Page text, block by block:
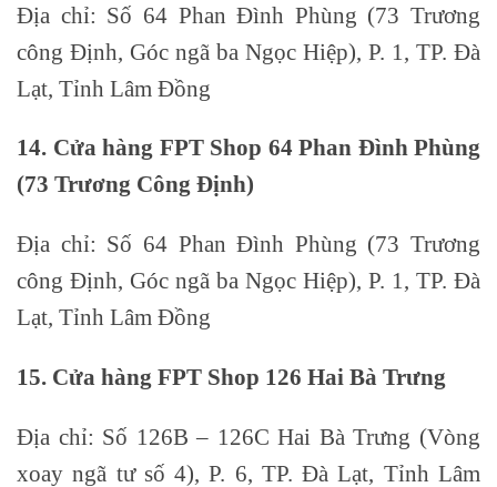
Địa chỉ: Số 64 Phan Đình Phùng (73 Trương
công Định, Góc ngã ba Ngọc Hiệp), P. 1, TP. Đà
Lạt, Tỉnh Lâm Đồng
14. Cửa hàng FPT Shop 64 Phan Đình Phùng
(73 Trương Công Định)
Địa chỉ: Số 64 Phan Đình Phùng (73 Trương
công Định, Góc ngã ba Ngọc Hiệp), P. 1, TP. Đà
Lạt, Tỉnh Lâm Đồng
15. Cửa hàng FPT Shop 126 Hai Bà Trưng
Địa chỉ: Số 126B – 126C Hai Bà Trưng (Vòng
xoay ngã tư số 4), P. 6, TP. Đà Lạt, Tỉnh Lâm